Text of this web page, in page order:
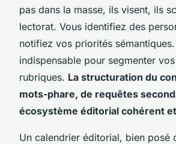
pas dans la masse, ils visent, ils
lectorat. Vous identifiez des
notifiez vos priorités
indispensable pour segmenter
rubriques. La structuration du
mots-phare, de requêtes
écosystème éditorial cohérent
Un calendrier éditorial, bien posé